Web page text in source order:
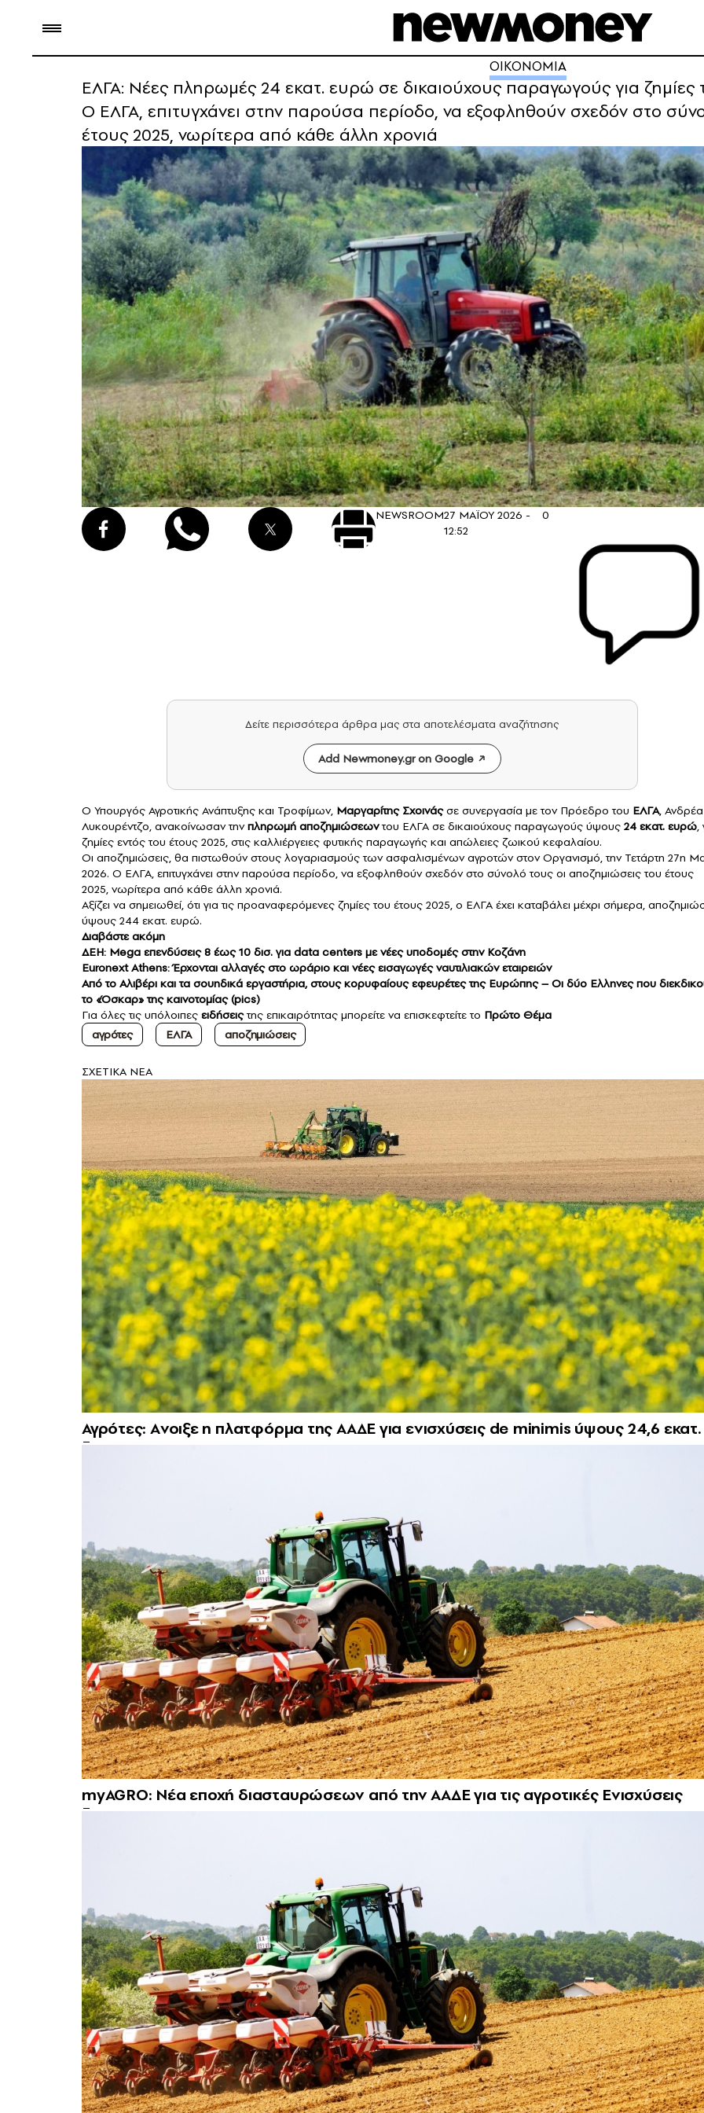
ΟΙΚΟΝΟΜΙΑ
ΕΛΓΑ: Νέες πληρωμές 24 εκατ. ευρώ σε δικαιούχους παραγωγούς για ζημίες
Ο ΕΛΓΑ, επιτυγχάνει στην παρούσα περίοδο, να εξοφληθούν σχεδόν στο
έτους 2025, νωρίτερα από κάθε άλλη χρονιά
NEWSROOM27 ΜΑΪΟΥ 2026 -
12:52
0
Δείτε περισσότερα άρθρα μας στα αποτελέσματα αναζήτησης
Add Newmoney.gr on Google
Ο Υπουργός Αγροτικής Ανάπτυξης και Τροφίμων, Μαργαρίτης Σχοινάςσε συνεργασία με τον Πρόεδρο του ΕΛΓΑ,
Λυκουρέντζο, ανακοίνωσαν τηνπληρωμή αποζημιώσεωντου ΕΛΓΑ σε δικαιούχους παραγωγούς ύψους 24 εκατ. ευρώ,
ζημίες εντός του έτους 2025, στις καλλιέργειες φυτικής παραγωγής και απώλειες ζωικού κεφαλαίου.
Οι αποζημιώσεις, θα πιστωθούν στους λογαριασμούς των ασφαλισμένων αγροτών στον Οργανισμό, την Τετάρτη 27η
2026. Ο ΕΛΓΑ, επιτυγχάνει στην παρούσα περίοδο, να εξοφληθούν σχεδόν στο σύνολό τους οι αποζημιώσεις του έτους
2025, νωρίτερα από κάθε άλλη χρονιά.
Αξίζει να σημειωθεί, ότι για τις προαναφερόμενες ζημίες του έτους 2025, ο ΕΛΓΑ έχει καταβάλει μέχρι σήμερα,
ύψους 244 εκατ. ευρώ.
Διαβάστε ακόμη
ΔΕΗ: Μega επενδύσεις 8 έως 10 δισ. για data centers με νέες υποδομές στην Κοζάνη
Euronext Athens: Έρχονται αλλαγές στο ωράριο και νέες εισαγωγές ναυτιλιακών εταιρειών
Από το Αλιβέρι και τα σουηδικά εργαστήρια, στους κορυφαίους εφευρέτες της Ευρώπης – Οι δύο Eλληνες που
το «Όσκαρ» της καινοτομίας (pics)
Για όλες τις υπόλοιπες ειδήσειςτης επικαιρότητας μπορείτε να επισκεφτείτε το Πρώτο Θέμα
αγρότες
ΕΛΓΑ αποζημιώσεις
ΣXETIKA NEA
Αγρότες: Aνοιξε η πλατφόρμα της ΑΑΔΕ για ενισχύσεις de minimis ύψους 24,6 εκατ.
myAGRO: Νέα εποχή διασταυρώσεων από την ΑΑΔΕ για τις αγροτικές Ενισχύσεις